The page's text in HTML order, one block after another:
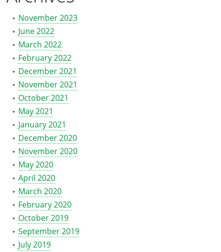
November 2023
June 2022
March 2022
February 2022
December 2021
November 2021
October 2021
May 2021
January 2021
December 2020
November 2020
May 2020
April 2020
March 2020
February 2020
October 2019
September 2019
July 2019